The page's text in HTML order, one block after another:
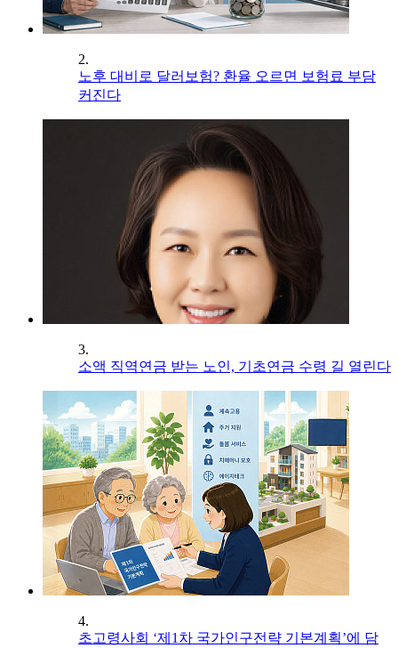
2.
노후 대비로 달러보험? 환율 오르면 보험료 부담
커진다
3.
소액 직역연금 받는 노인, 기초연금 수령 길 열린다
4.
초고령사회 ‘제1차 국가인구전략 기본계획’에 담